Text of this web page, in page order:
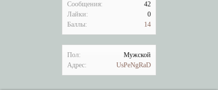
Сообщения:
42
Лайки:
0
Баллы:
14
Пол:
Мужской
Адрес:
UsPeNgRaD